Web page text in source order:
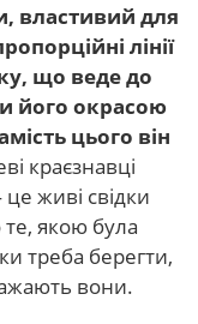
властивий для
лінії
що веде до
його окрасою
цього він
краєзнавці
живі свідки
те, якою була
треба берегти,
вони.